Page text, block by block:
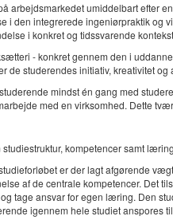
arbejdsmarkedet umiddelbart efter
i den integrerede ingeniørpraktik og
i konkret og tidssvarende
- konkret gennem den i
de studerendes initiativ, kreativitet og
mindst én gang med
med en virksomhed. Dette
kompetencer samt
er der lagt afgørende
af de centrale kompetencer. Det
tage ansvar for egen læring. Den
igennem hele studiet anspores